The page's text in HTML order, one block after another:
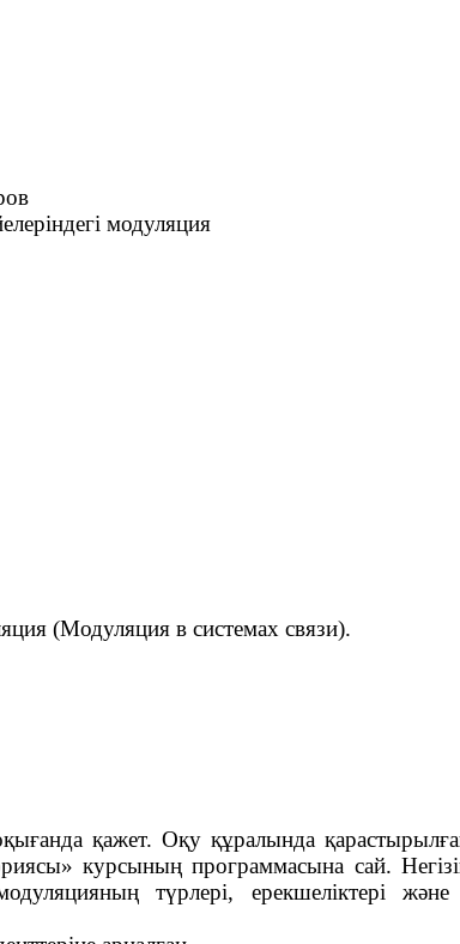
модуляция
(Модуляция в системах связи).
қажет. Оқу құралында
курсының программасына сай.
түрлері, ерекшеліктері